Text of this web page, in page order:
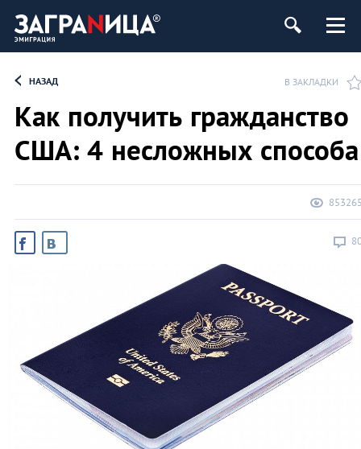
НАЗАД В ЗАКЛАДКИ
Как получить гражданство
США: 4 несложных способа